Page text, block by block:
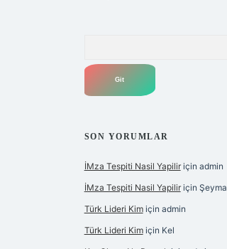
SON YORUMLAR
İMza Tespiti Nasil Yapiliriçin admin
İMza Tespiti Nasil Yapiliriçin Şeyma
Türk Lideri Kimiçin admin
Türk Lideri Kimiçin Kel